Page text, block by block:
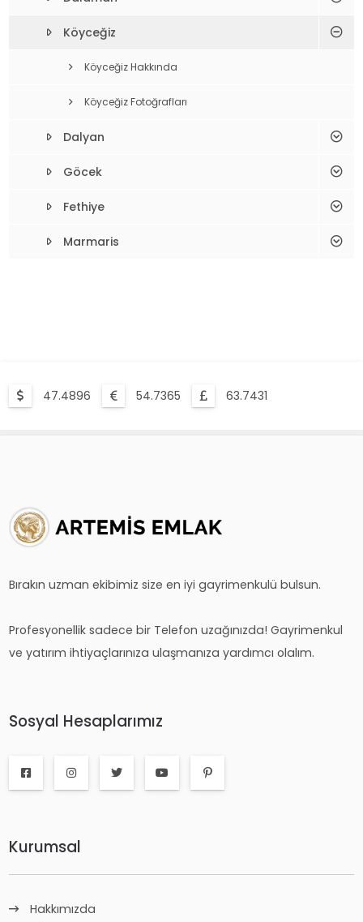
Köyceğiz
Köyceğiz Hakkında
Köyceğiz Fotoğrafları
Dalyan
Göcek
Fethiye
Marmaris
47.4896 54.7365 63.7431
Bırakın uzman ekibimiz size en iyi gayrimenkulü bulsun.
Profesyonellik sadece bir Telefon uzağınızda! Gayrimenkul
ve yatırım ihtiyaçlarınıza ulaşmanıza yardımcı olalım.
Sosyal Hesaplarımız
Kurumsal
Hakkımızda